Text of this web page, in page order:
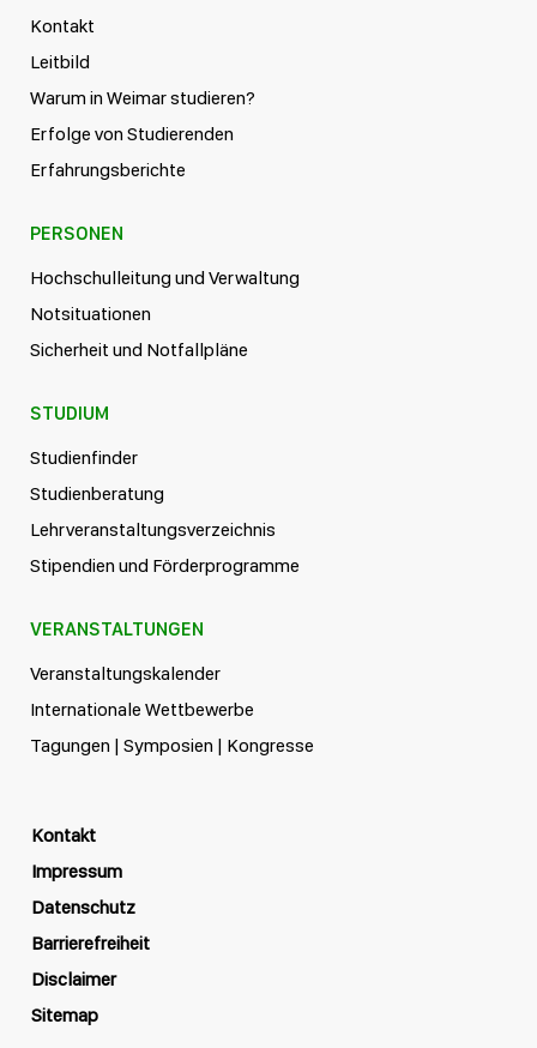
Kontakt
Leitbild
Warum in Weimar studieren?
Erfolge von Studierenden
Erfahrungsberichte
PERSONEN
Hochschulleitung und Verwaltung
Notsituationen
Sicherheit und Notfallpläne
STUDIUM
Studienfinder
Studienberatung
Lehrveranstaltungsverzeichnis
Stipendien und Förderprogramme
VERANSTALTUNGEN
Veranstaltungskalender
Internationale Wettbewerbe
Tagungen | Symposien | Kongresse
Kontakt
Impressum
Datenschutz
Barrierefreiheit
Disclaimer
Sitemap